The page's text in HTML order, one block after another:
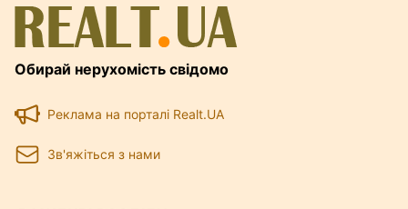
Обирай нерухомість свідомо
Реклама на порталі Realt.UA
Зв'яжіться з нами